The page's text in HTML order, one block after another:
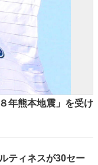
年熊本地震」を受け
ティネスが30セー